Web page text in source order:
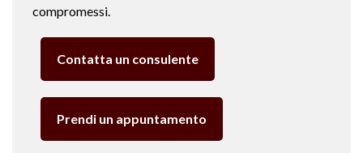
compromessi.
Contatta un consulente
Prendi un appuntamento